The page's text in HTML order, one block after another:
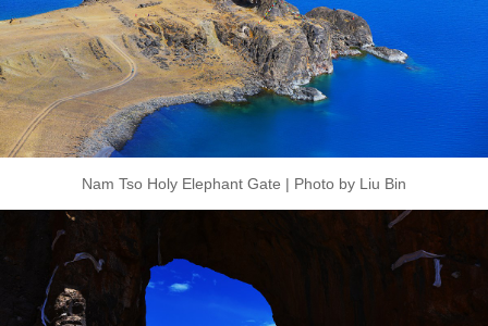
Nam Tso Holy Elephant Gate | Photo by Liu Bin